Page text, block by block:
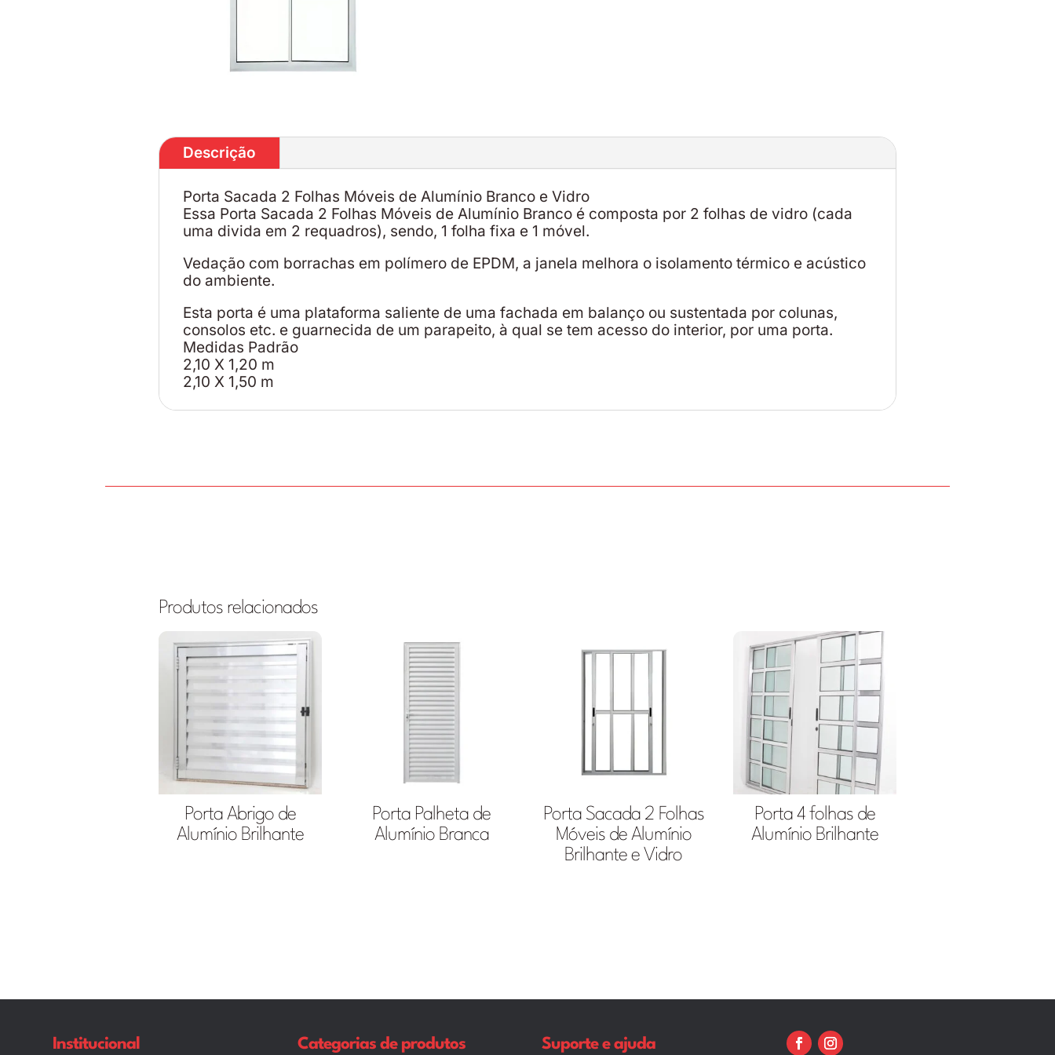
Descrição
Porta Sacada 2 Folhas Móveis de Alumínio Branco e Vidro
Essa Porta Sacada 2 Folhas Móveis de Alumínio Branco é composta por 2 folhas de vidro (cada
uma divida em 2 requadros), sendo, 1 folha fixa e 1 móvel.
Vedação com borrachas em polímero de EPDM, a janela melhora o isolamento térmico e acústico
do ambiente.
Esta porta é uma plataforma saliente de uma fachada em balanço ou sustentada por colunas,
consolos etc. e guarnecida de um parapeito, à qual se tem acesso do interior, por uma porta.
Medidas Padrão
2,10 X 1,20 m
2,10 X 1,50 m
Produtos relacionados
Porta Abrigo de
Alumínio Brilhante
Porta Palheta de
Alumínio Branca
Porta Sacada 2 Folhas
Móveis de Alumínio
Brilhante e Vidro
Porta 4 folhas de
Alumínio Brilhante
Institucional Categorias de produtos Suporte e ajuda